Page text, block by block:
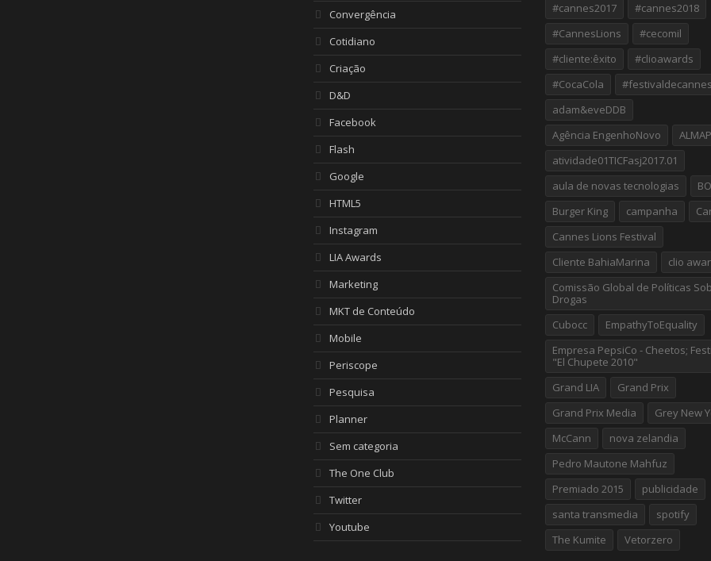
Convergência
Cotidiano
Criação
D&D
Facebook
Flash
Google
HTML5
Instagram
LIA Awards
Marketing
MKT de Conteúdo
Mobile
Periscope
Pesquisa
Planner
Sem categoria
The One Club
Twitter
Youtube
#cannes2017
#cannes2018
#CannesLions
#cecomil
#cliente:êxito
#clioawards
#CocaCola
#festivaldecannes
adam&eveDDB
Agência EngenhoNovo
atividade01TICFasj2017.01
aula de novas tecnologias
Burger King
campanha
Cannes Lions Festival
Cliente BahiaMarina
clio
Comissão Global de Políticas
Drogas
Cubocc
EmpathyToEquality
Empresa PepsiCo - Cheetos;
"El Chupete 2010"
Grand LIA
Grand Prix
Grand Prix Media
Grey New
McCann
nova zelandia
Pedro Mautone Mahfuz
Premiado 2015
publicidade
santa transmedia
spotify
The Kumite
Vetorzero